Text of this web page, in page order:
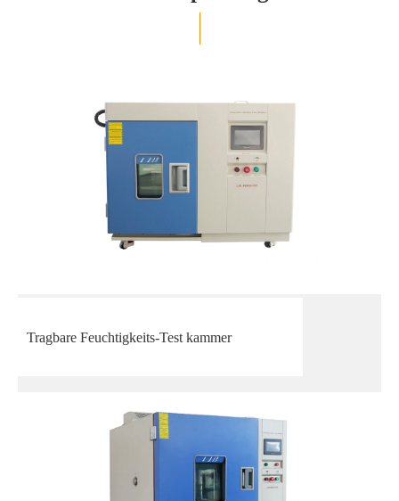
Tragbare Feuchtigkeits-Test kammer